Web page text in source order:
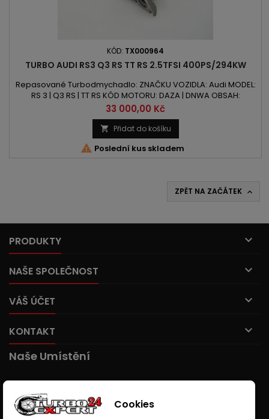
KÓD: TX000964
TURBO AUDI RS3 Q3 RS TT RS 2.5TFSI 400PS/294KW
Repasované Turbodmychadlo: ZNAČKU VOZIDLA: Audi MODEL:
RS 3 | Q3 RS | TT RS KÓD MOTORU: DAZA | DNWA OBSAH:
2480ccm | 2.5 TFSI VÝKON: 400PS | 294kW ROK VÝROBY: 2016 -
Cena
33 000,00 Kč
 Přidat do košíku
 Poslední kus skladem
ZPĚT NA ZAČÁTEK 
PRODUKTY 
NAŠE SPOLEČNOST 
VÁŠ ÚČET 
KONTAKT 
Naše Umístění
Cookies